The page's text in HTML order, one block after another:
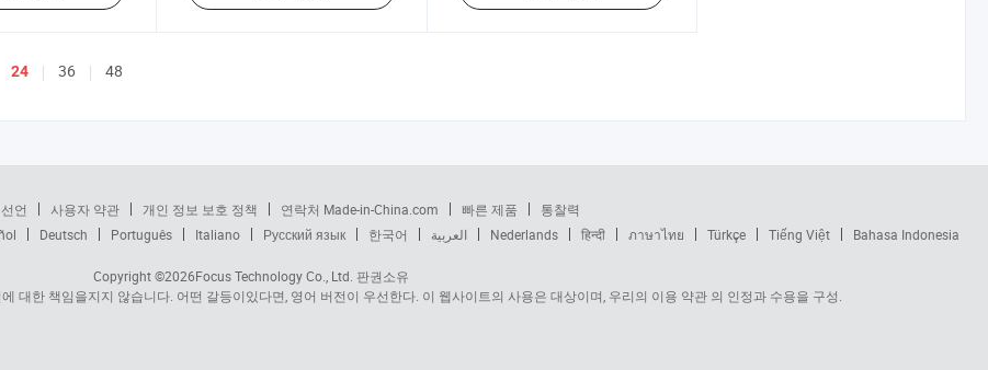
24 36 48
선언 사용자 약관 개인 정보 보호 정책 연락처 Made-in-China.com 빠른 제품
통찰력
Deutsch Português Italiano Русский язык 한국어 العربية Nederlands हिन्दी ภาษาไทย Türkçe Tiếng Việt Bahasa Indonesia
Copyright ©2026Focus Technology Co., Ltd. 판권소유
대한 책임을지지 않습니다. 어떤 갈등이있다면, 영어 버전이 우선한다. 이 웹사이트의 사용은 대상이며, 우리의 이용 약관 의 인정과 수용을 구성.